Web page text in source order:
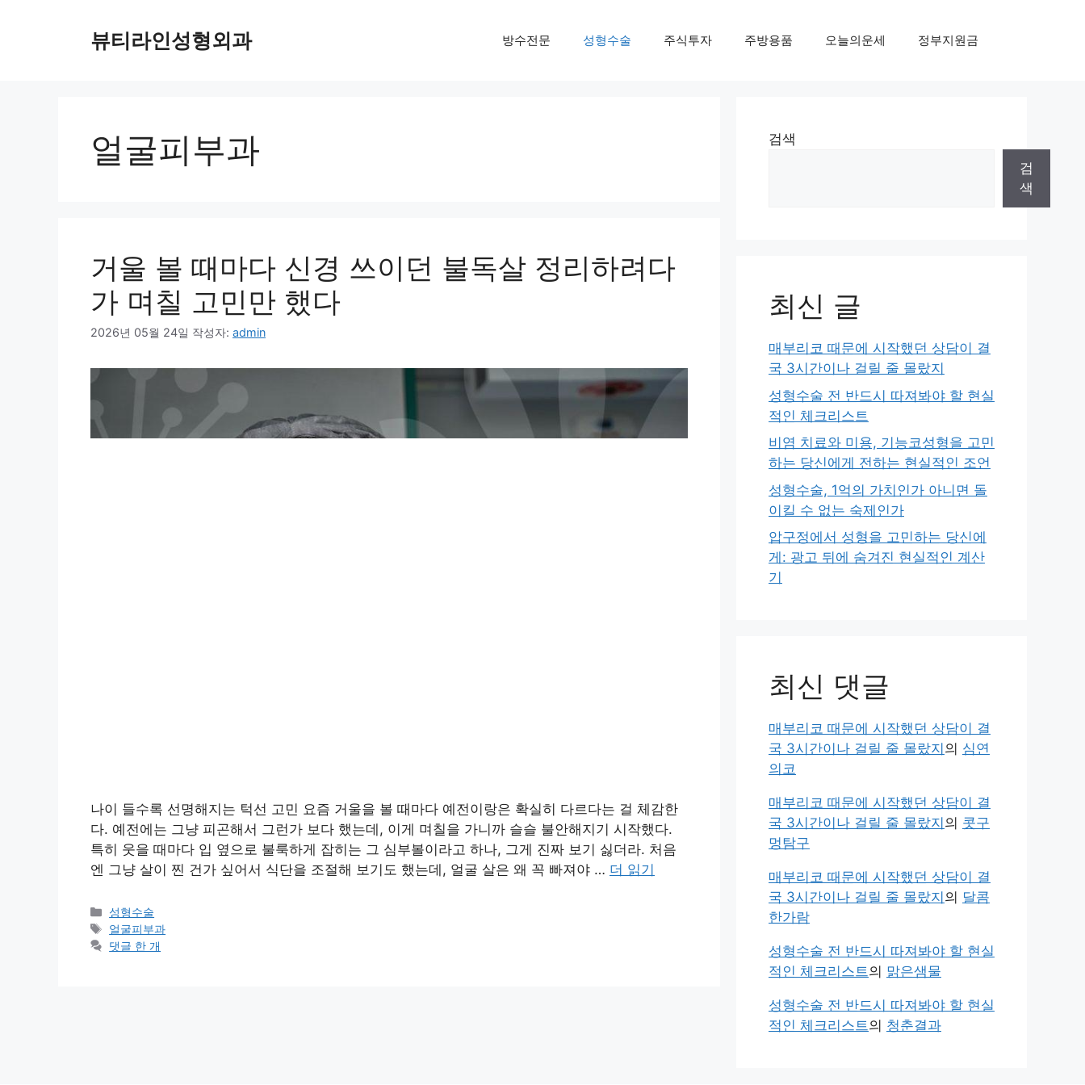
뷰티라인성형외과 방수전문 성형수술 주식투자 주방용품 오늘의운세 정부지원금
얼굴피부과
거울 볼 때마다 신경 쓰이던 불독살 정리하려다
가 며칠 고민만 했다
2026년 05월 24일 작성자: admin
나이 들수록 선명해지는 턱선 고민 요즘 거울을 볼 때마다 예전이랑은 확실히 다르다는 걸 체감한
다. 예전에는 그냥 피곤해서 그런가 보다 했는데, 이게 며칠을 가니까 슬슬 불안해지기 시작했다.
특히 웃을 때마다 입 옆으로 불룩하게 잡히는 그 심부볼이라고 하나, 그게 진짜 보기 싫더라. 처음
엔 그냥 살이 찐 건가 싶어서 식단을 조절해 보기도 했는데, 얼굴 살은 왜 꼭 빠져야 … 더 읽기
카
테
고
성형수술
태
그
얼굴피부과
댓글 한 개
검색
검
색
최신 글
매부리코 때문에 시작했던 상담이 결
국 3시간이나 걸릴 줄 몰랐지
성형수술 전 반드시 따져봐야 할 현실
적인 체크리스트
비염 치료와 미용, 기능코성형을 고민
하는 당신에게 전하는 현실적인 조언
성형수술, 1억의 가치인가 아니면 돌
이킬 수 없는 숙제인가
압구정에서 성형을 고민하는 당신에
게: 광고 뒤에 숨겨진 현실적인 계산
기
최신 댓글
매부리코 때문에 시작했던 상담이 결
국 3시간이나 걸릴 줄 몰랐지 의 심연
의코
매부리코 때문에 시작했던 상담이 결
국 3시간이나 걸릴 줄 몰랐지 의 콧구
멍탐구
매부리코 때문에 시작했던 상담이 결
국 3시간이나 걸릴 줄 몰랐지 의 달콤
한가람
성형수술 전 반드시 따져봐야 할 현실
적인 체크리스트의 맑은샘물
성형수술 전 반드시 따져봐야 할 현실
적인 체크리스트의 청춘결과